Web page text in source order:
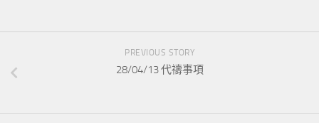
PREVIOUS STORY
28/04/13 代禱事項